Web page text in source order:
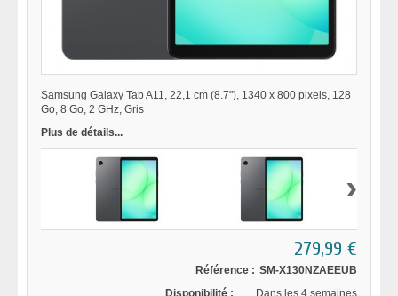
Samsung Galaxy Tab A11, 22,1 cm (8.7"), 1340 x 800 pixels, 128
Go, 8 Go, 2 GHz, Gris
Plus de détails...
›
279,99 €
Référence : SM-X130NZAEEUB
Disponibilité :
Dans les 4 semaines